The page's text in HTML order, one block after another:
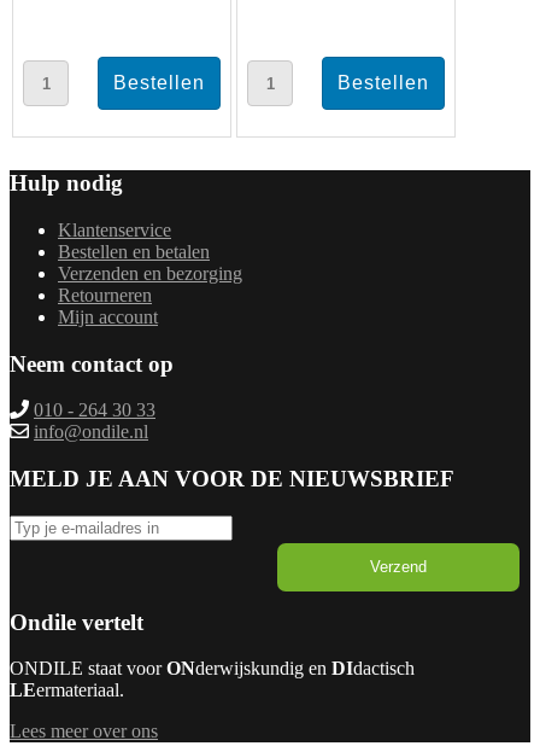
Hulp nodig
Klantenservice
Bestellen en betalen
Verzenden en bezorging
Retourneren
Mijn account
Neem contact op
010 - 264 30 33
info@ondile.nl
MELD JE AAN VOOR DE NIEUWSBRIEF
Verzend
Ondile vertelt
ONDILE staat voorONderwijskundig en DIdactisch
LEermateriaal.
Lees meer over ons